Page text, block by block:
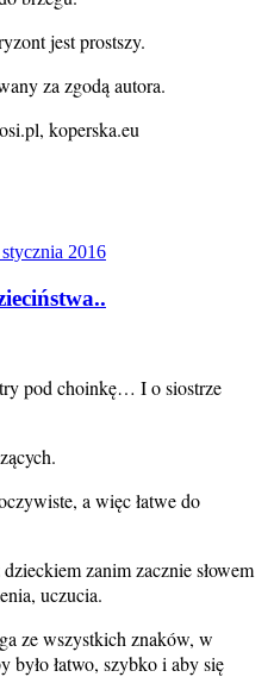
jest prostszy.
za zgodą autora.
koperska.eu
2016
pod choinkę… I o siostrze
a więc łatwe do
zanim zacznie słowem
uczucia.
ze wszystkich znaków, w
było łatwo, szybko i aby się